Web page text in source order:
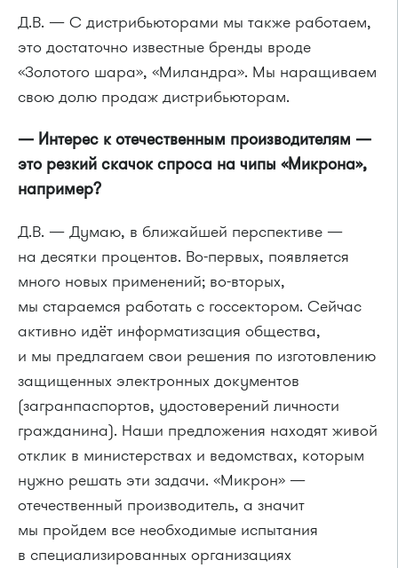
Д.В. — С дистрибьюторами мы также работаем,
это достаточно известные бренды вроде
«Золотого шара», «Миландра». Мы наращиваем
свою долю продаж дистрибьюторам.
— Интерес к отечественным производителям —
это резкий скачок спроса на чипы «Микрона»,
например?
Д.В. — Думаю, в ближайшей перспективе —
на десятки процентов. Во-первых, появляется
много новых применений; во-вторых,
мы стараемся работать с госсектором. Сейчас
активно идёт информатизация общества,
и мы предлагаем свои решения по изготовлению
защищенных электронных документов
(загранпаспортов, удостоверений личности
гражданина). Наши предложения находят живой
отклик в министерствах и ведомствах, которым
нужно решать эти задачи. «Микрон» —
отечественный производитель, а значит
мы пройдем все необходимые испытания
в специализированных организациях